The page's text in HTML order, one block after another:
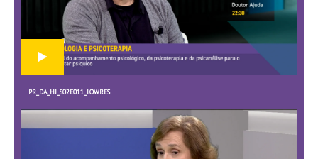
PR_DA_HJ_S02E011_LOWRES